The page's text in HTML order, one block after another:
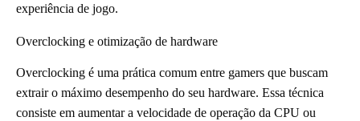
experiência de jogo.
Overclocking e otimização de hardware
Overclocking é uma prática comum entre gamers que buscam
extrair o máximo desempenho do seu hardware. Essa técnica
consiste em aumentar a velocidade de operação da CPU ou